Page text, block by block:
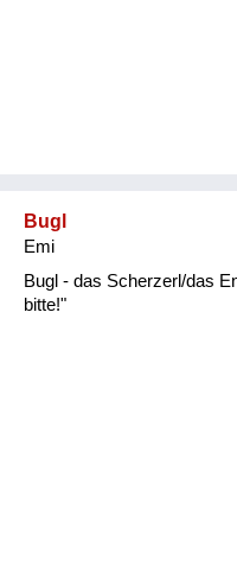
Bugl
Emi
Bugl - das Scherzerl/das
bitte!"